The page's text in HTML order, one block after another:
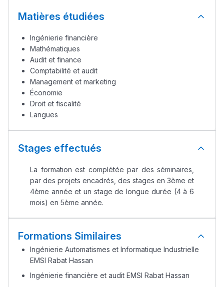
التعليم الثانوي التأهيلي
Collège au Maroc
Matières étudiées
Ingénierie financière
Mathématiques
Audit et finance
Comptabilité et audit
Management et marketing
Économie
Droit et fiscalité
Langues
Stages effectués
La formation est complétée par des séminaires,
par des projets encadrés, des stages en 3ème et
4ème année et un stage de longue durée (4 à 6
mois) en 5ème année.
Formations Similaires
Ingénierie Automatismes et Informatique Industrielle
EMSI Rabat Hassan
Ingénierie financière et audit EMSI Rabat Hassan